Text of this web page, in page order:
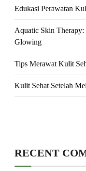
Edukasi Perawatan
Aquatic Skin
Glowing
Tips Merawat Kulit
Kulit Sehat Setelah
RECENT